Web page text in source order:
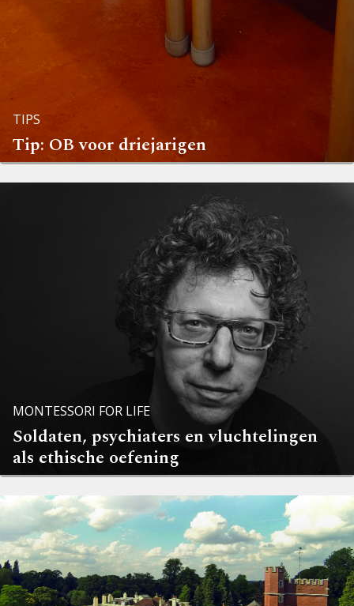
TIPS
Tip: OB voor driejarigen
MONTESSORI FOR LIFE
Soldaten, psychiaters en vluchtelingen
als ­ethische oefening